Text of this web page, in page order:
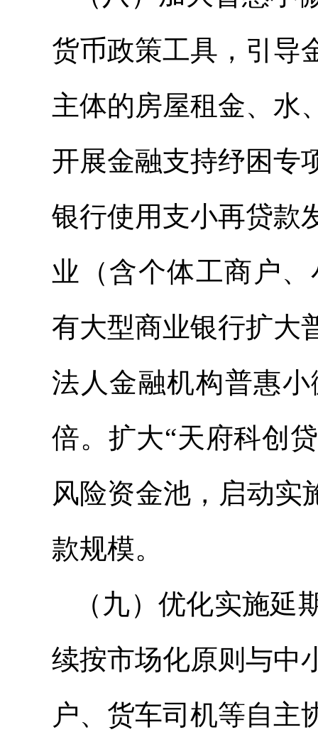
货币政策工具，引导
主体的房屋租金、水
开展金融支持纾困专
银行使用支小再贷款
业（含个体工商户
有大型商业银行扩大
法人金融机构普惠
倍。扩大“天府科创
风险资金池，启动实
款规模。
（九）优化实施
续按市场化原则与中
户、货车司机等自主